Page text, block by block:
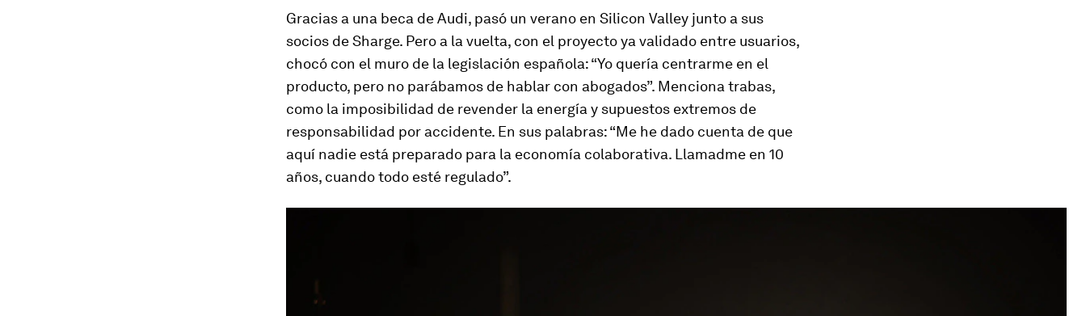
Gracias a una beca de Audi, pasó un verano en Silicon Valley junto a sus
socios de Sharge. Pero a la vuelta, con el proyecto ya validado entre usuarios,
chocó con el muro de la legislación española: “Yo quería centrarme en el
producto, pero no parábamos de hablar con abogados”. Menciona trabas,
como la imposibilidad de revender la energía y supuestos extremos de
responsabilidad por accidente. En sus palabras: “Me he dado cuenta de que
aquí nadie está preparado para la economía colaborativa. Llamadme en 10
años, cuando todo esté regulado”.